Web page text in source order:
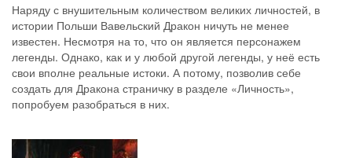
Наряду с внушительным количеством великих личностей, в
истории Польши Вавельский Дракон ничуть не менее
известен. Несмотря на то, что он является персонажем
легенды. Однако, как и у любой другой легенды, у неё есть
свои вполне реальные истоки. А потому, позволив себе
создать для Дракона страничку в разделе «Личность»,
попробуем разобраться в них.